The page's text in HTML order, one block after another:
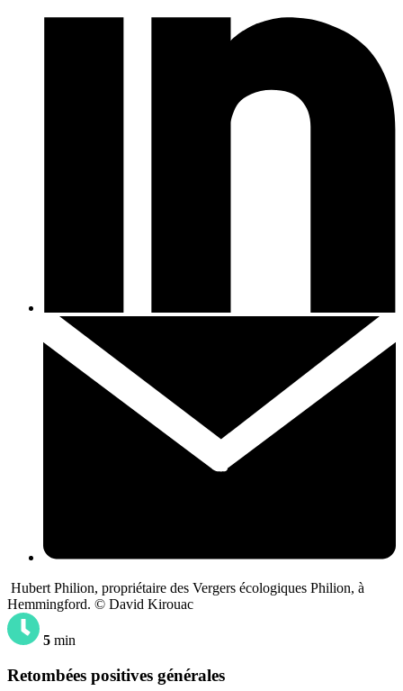
Hubert Philion, propriétaire des Vergers écologiques Philion, à
Hemmingford. © David Kirouac
5 min
Retombées positives générales